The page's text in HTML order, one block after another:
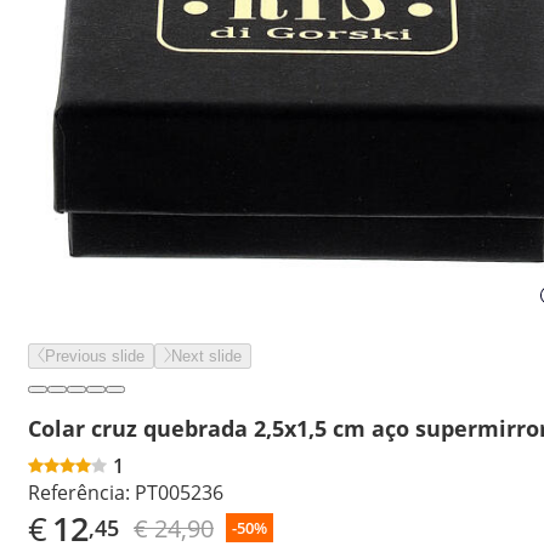
Previous slide Next slide
Colar cruz quebrada 2,5x1,5 cm aço
1
Referência: PT005236
€12,45 € 24,90 -50%